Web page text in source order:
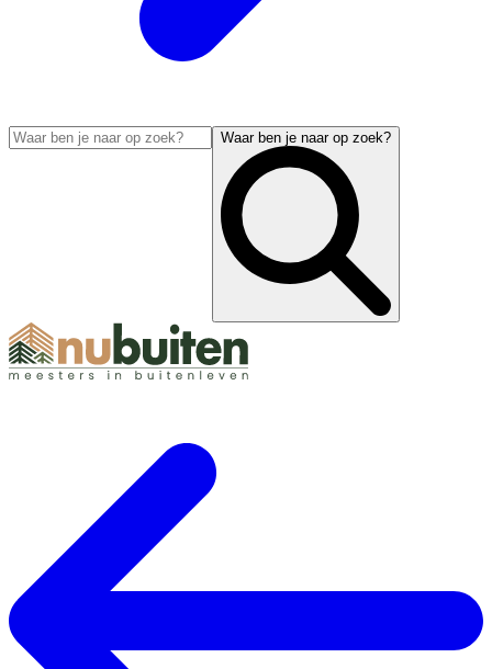
Waar ben je naar op zoek?